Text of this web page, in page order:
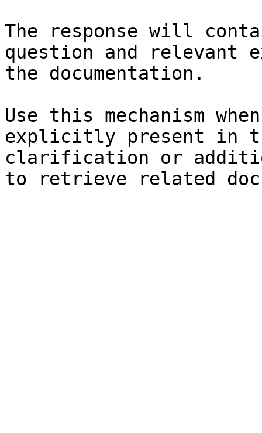
The response will
question and relevant
the documentation.
Use this mechanism
explicitly present in
clarification or